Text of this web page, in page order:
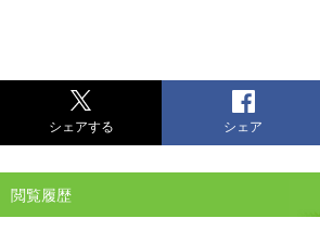
シェアする シェア
閲覧履歴